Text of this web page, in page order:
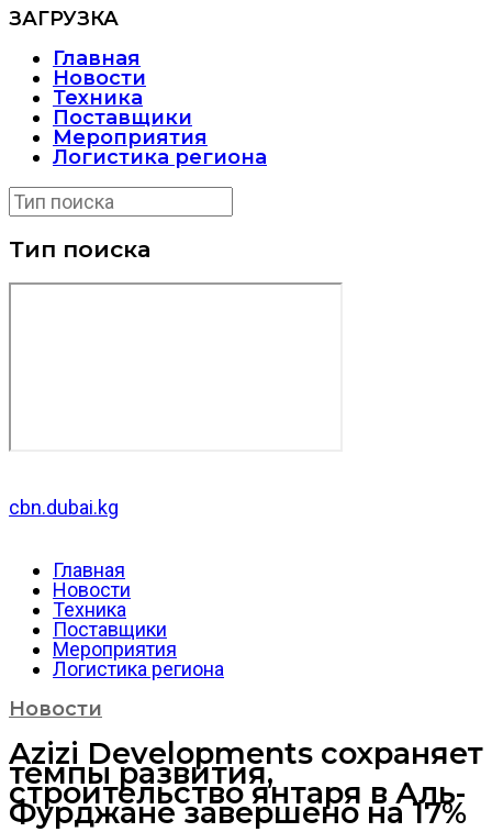
ЗАГРУЗКА
Главная
Новости
Техника
Поставщики
Мероприятия
Логистика региона
Тип поиска
cbn.dubai.kg
Главная
Новости
Техника
Поставщики
Мероприятия
Логистика региона
Новости
Azizi Developments сохраняет
темпы развития,
строительство янтаря в Аль-
Фурджане завершено на 17%